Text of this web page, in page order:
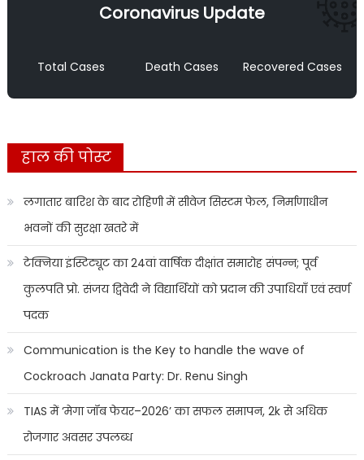
Coronavirus Update
Total Cases Death Cases Recovered Cases
हाल की पोस्ट
लगातार बारिश के बाद रोहिणी में सीवेज सिस्टम फेल, निर्माणाधीन
भवनों की सुरक्षा खतरे में
टेक्निया इंस्टिट्यूट का 24वां वार्षिक दीक्षांत समारोह संपन्न; पूर्व
कुलपति प्रो. संजय द्विवेदी ने विद्यार्थियों को प्रदान की उपाधियाँ एवं स्वर्ण
पदक
Communication is the Key to handle the wave of
Cockroach Janata Party: Dr. Renu Singh
TIAS में ‘मेगा जॉब फेयर–2026’ का सफल समापन, 2k से अधिक
रोजगार अवसर उपलब्ध